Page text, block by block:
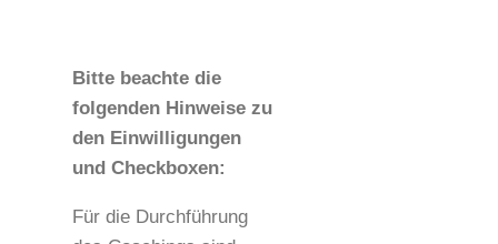
Bitte beachte die
folgenden Hinweise zu
den Einwilligungen
und Checkboxen:
Für die Durchführung